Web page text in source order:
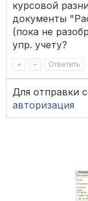
курсовой
документы
(пока не
упр. учету?
+ – Ответить
Для отправки
авторизация